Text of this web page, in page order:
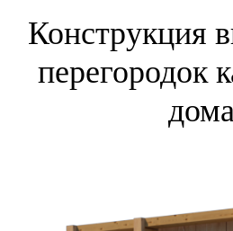
Конструкция
перегородок